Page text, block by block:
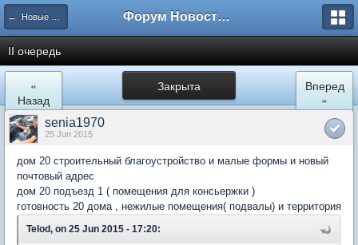
← Новые Водники Форум Новостройки
II очередь
Закрыта
«
Назад
Вперед
»
senia1970
25 Jun 2015
дом 20 строительный благоустройство и малые формы и новый
почтовый адрес
дом 20 подъезд 1 ( помещения для консьержки )
готовность 20 дома , нежилые помещения( подвалы) и территория
Telod, on 25 Jun 2015 - 17:20: